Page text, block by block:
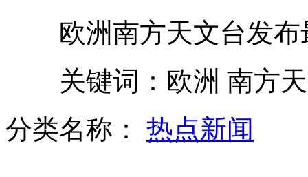
欧洲南方天文台发布
关键词：欧洲 南方天
分类名称： 热点新闻